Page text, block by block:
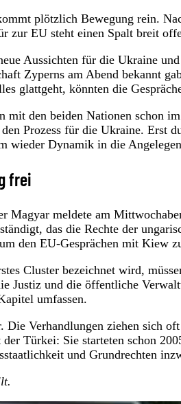
plötzlich Bewegung rein.
zur EU steht einen Spalt breit
Aussichten für die Ukraine
Zyperns am Abend bekannt
glattgeht, könnten die
mit den beiden Nationen schon
Prozess für die Ukraine. Erst
wieder Dynamik in die
frei
Magyar meldete am
das die Rechte der
den EU-Gesprächen mit Kiew
Cluster bezeichnet wird,
Justiz und die öffentliche
umfassen.
Verhandlungen ziehen sich
Türkei: Sie starteten schon
und Grundrechten